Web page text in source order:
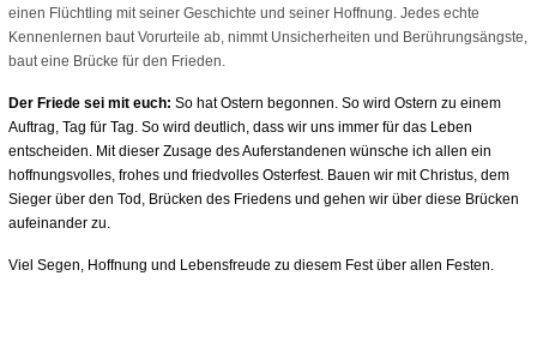
einen Flüchtling mit seiner Geschichte und seiner Hoffnung. Jedes echte
Kennenlernen baut Vorurteile ab, nimmt Unsicherheiten und Berührungsängste,
baut eine Brücke für den Frieden.
Der Friede sei mit euch: So hat Ostern begonnen. So wird Ostern zu einem
Auftrag, Tag für Tag. So wird deutlich, dass wir uns immer für das Leben
entscheiden. Mit dieser Zusage des Auferstandenen wünsche ich allen ein
hoffnungsvolles, frohes und friedvolles Osterfest. Bauen wir mit Christus, dem
Sieger über den Tod, Brücken des Friedens und gehen wir über diese Brücken
aufeinander zu.
Viel Segen, Hoffnung und Lebensfreude zu diesem Fest über allen Festen.